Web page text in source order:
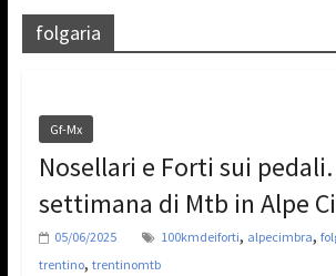
folgaria
Gf-Mx
Nosellari e Forti sui
settimana di Mtb in Alpe
05/06/2025 100kmdeiforti, alpecimbra,
trentino, trentinomtb